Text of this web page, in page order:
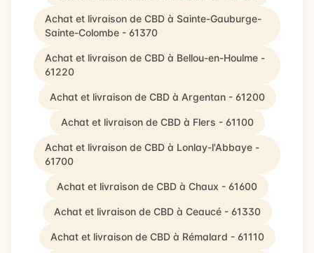
Achat et livraison de CBD à Sainte-Gauburge-
Sainte-Colombe - 61370
Achat et livraison de CBD à Bellou-en-Houlme -
61220
Achat et livraison de CBD à Argentan - 61200
Achat et livraison de CBD à Flers - 61100
Achat et livraison de CBD à Lonlay-l'Abbaye -
61700
Achat et livraison de CBD à Chaux - 61600
Achat et livraison de CBD à Ceaucé - 61330
Achat et livraison de CBD à Rémalard - 61110